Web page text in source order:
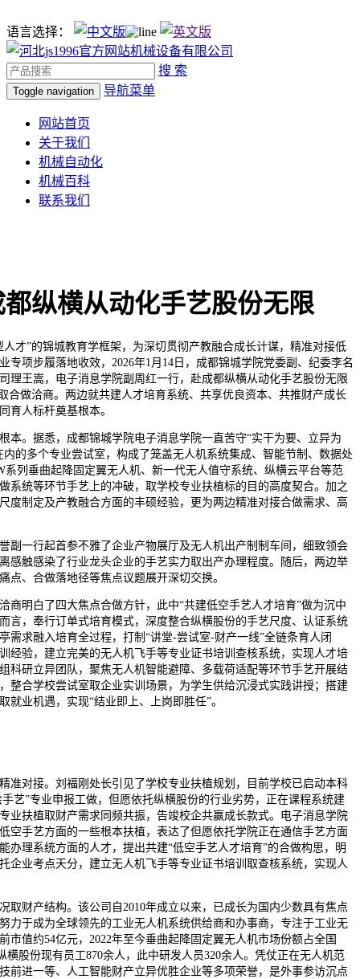
语言选择：
搜 索
Toggle navigation 导航菜单
网站首页
关于我们
机械自动化
机械百科
联系我们
纵横从动化手艺股份无限
”的锦城教育学框架，为深切贯彻产教融合成长计谋，精准对接低
专项步履落地收效，2026年1月14日，成都锦城学院党委副、纪委李名
理王嵩，电子消息学院副周红一行，赴成都纵横从动化手艺股份无限
合做洽商。两边就共建人才培育系统、共享优良资本、共推财产成长
育人标杆奠基根本。
。据悉，成都锦城学院电子消息学院一直苦守“实干为要、立异为
的多个专业尝试室，构成了笼盖无人机系统集成、智能节制、数据处
列垂曲起降固定翼无人机、新一代无人值守系统、纵横云平台等范
系统等环节手艺上的冲破，取学校专业扶植标的目的高度契合。加之
度制定及产教融合方面的丰硕经验，更为两边精准对接合做需求、高
一行起首参不雅了企业产物展厅及无人机出产制制车间，细致领会
感触感染了行业龙头企业的手艺实力取出产办理程度。随后，两边举
点、合做落地径等焦点议题展开深切交换。
白了四大焦点合做方针，此中“共建低空手艺人才培育”做为沉中
言，奉行订单式培育模式，深度整合纵横股份的手艺尺度、认证系统
需求融入培育全过程，打制“讲堂-尝试室-财产一线”全链条育人闭
经验，建立完美的无人机飞手等专业证书培训查核系统，实现人才培
科研立异团队，聚焦无人机智能避障、多载荷适配等环节手艺开展结
整合学校尝试室取企业实训场景，为学生供给沉浸式实践讲授；搭建
业机遇，实现“结业即上、上岗即胜任”。
对接。刘福刚处长引见了学校专业扶植规划，目前学校已启动本科
艺”专业申报工做，但愿依托纵横股份的行业劣势，正在课程系统建
业扶植取财产需求同频共振，告竣校企共赢成长款式。电子消息学院
空手艺方面的一些根本扶植，表达了但愿依托学院正在通信手艺方面
办理系统方面的人才，提出共建“低空手艺人才培育”的合做构思，明
企业考点天分，建立无人机飞手等专业证书培训取查核系统，实现人
产结构。该公司自2010年成立以来，已成长为国内少数具有焦点
力于成为全球领先的工业无人机系统供给商和办事商，专注于工业无
市值约54亿元，2022年至今垂曲起降固定翼无人机市场份额占全国
横股份现有员工870余人，此中研发人员320余人。凭仗正在无人机范
前进一等、人工智能财产立异优胜企业等多项荣誉，是外事参访沉点